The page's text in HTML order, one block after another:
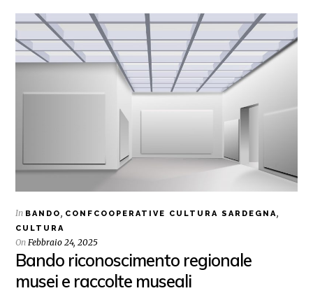
In BANDO, CONFCOOPERATIVE CULTURA SARDEGNA,
CULTURA
On Febbraio 24, 2025
Bando riconoscimento regionale
musei e raccolte museali